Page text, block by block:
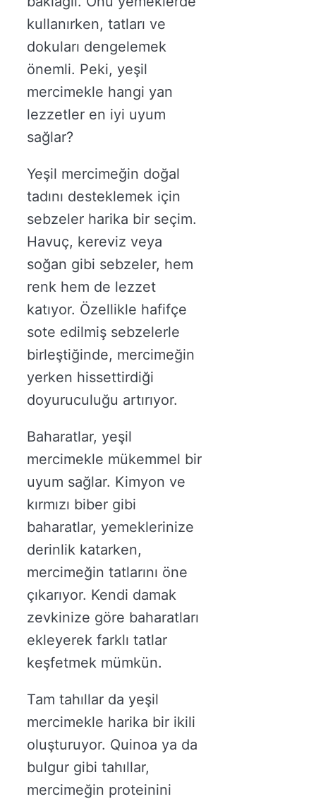
kullanırken, tatları ve
dokuları dengelemek
önemli. Peki, yeşil
mercimekle hangi yan
lezzetler en iyi uyum
sağlar?
Yeşil mercimeğin doğal
tadını desteklemek için
sebzeler harika bir seçim.
Havuç, kereviz veya
soğan gibi sebzeler, hem
renk hem de lezzet
katıyor. Özellikle hafifçe
sote edilmiş sebzelerle
birleştiğinde, mercimeğin
yerken hissettirdiği
doyuruculuğu artırıyor.
Baharatlar, yeşil
mercimekle mükemmel bir
uyum sağlar. Kimyon ve
kırmızı biber gibi
baharatlar, yemeklerinize
derinlik katarken,
mercimeğin tatlarını öne
çıkarıyor. Kendi damak
zevkinize göre baharatları
ekleyerek farklı tatlar
keşfetmek mümkün.
Tam tahıllar da yeşil
mercimekle harika bir ikili
oluşturuyor. Quinoa ya da
bulgur gibi tahıllar,
mercimeğin proteinini